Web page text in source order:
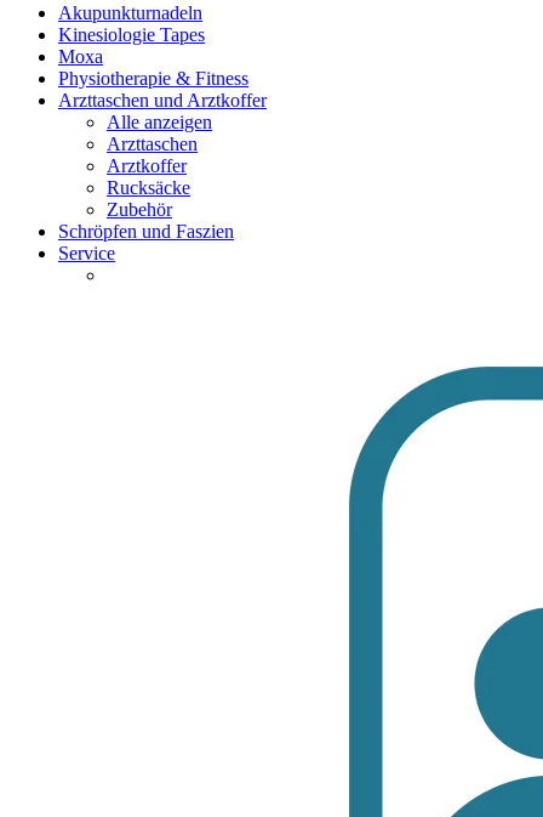
Akupunkturnadeln
Kinesiologie Tapes
Moxa
Physiotherapie & Fitness
Arzttaschen und Arztkoffer
Alle anzeigen
Arzttaschen
Arztkoffer
Rucksäcke
Zubehör
Schröpfen und Faszien
Service